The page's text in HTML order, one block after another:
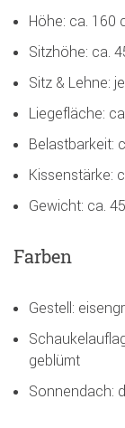
Höhe: ca. 160
Sitzhöhe: ca.
Sitz & Lehne:
Liegefläche:
Belastbarkeit:
Kissenstärke:
Gewicht: ca.
Farben
Gestell:
geblümt
Sonnendach: